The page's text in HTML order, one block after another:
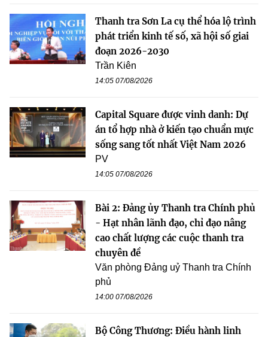
Thanh tra Sơn La cụ thể hóa lộ trình
phát triển kinh tế số, xã hội số giai
đoạn 2026-2030
Trần Kiên
14:05 07/08/2026
Capital Square được vinh danh: Dự
án tổ hợp nhà ở kiến tạo chuẩn mực
sống sang tốt nhất Việt Nam 2026
PV
14:05 07/08/2026
Bài 2: Đảng ủy Thanh tra Chính phủ
- Hạt nhân lãnh đạo, chỉ đạo nâng
cao chất lượng các cuộc thanh tra
chuyên đề
Văn phòng Đảng uỷ Thanh tra Chính
phủ
14:00 07/08/2026
Bộ Công Thương: Điều hành linh